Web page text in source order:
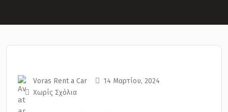
Voras Rent a Car
14 Μαρτίου, 2024
Χωρίς Σχόλια